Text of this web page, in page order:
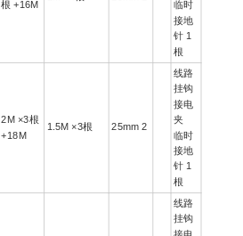
根 +16M
临时
接地
针 1
根
2M ×3根
+18M
1.5M ×3根 25mm 2
线路
挂钩
接电
夹
临时
接地
针 1
根
线路
挂钩